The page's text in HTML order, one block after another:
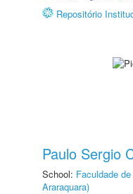
Repositório
Paulo Sergio
School: Faculdade
Araraquara)